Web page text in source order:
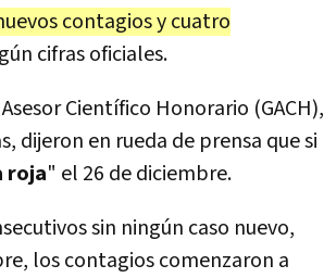
contagios y cuatro
cifras oficiales.
Científico Honorario (GACH),
dijeron en rueda de prensa que si
roja" el 26 de diciembre.
sin ningún caso nuevo,
los contagios comenzaron a